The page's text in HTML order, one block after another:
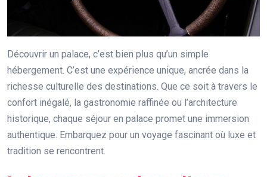
Découvrir un palace, c’est bien plus qu’un simple
hébergement. C’est une expérience unique, ancrée dans la
richesse culturelle des destinations. Que ce soit à travers le
confort inégalé, la gastronomie raffinée ou l’architecture
historique, chaque séjour en palace promet une immersion
authentique. Embarquez pour un voyage fascinant où luxe et
tradition se rencontrent.